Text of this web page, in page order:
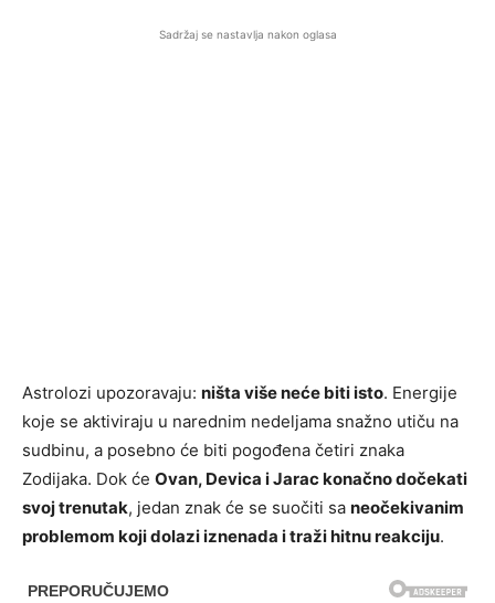
Sadržaj se nastavlja nakon oglasa
Astrolozi upozoravaju: ništa više neće biti isto. Energije
koje se aktiviraju u narednim nedeljama snažno utiču na
sudbinu, a posebno će biti pogođena četiri znaka
Zodijaka. Dok će Ovan, Devica i Jarac konačno dočekati
svoj trenutak, jedan znak će se suočiti sa neočekivanim
problemom koji dolazi iznenada i traži hitnu reakciju.